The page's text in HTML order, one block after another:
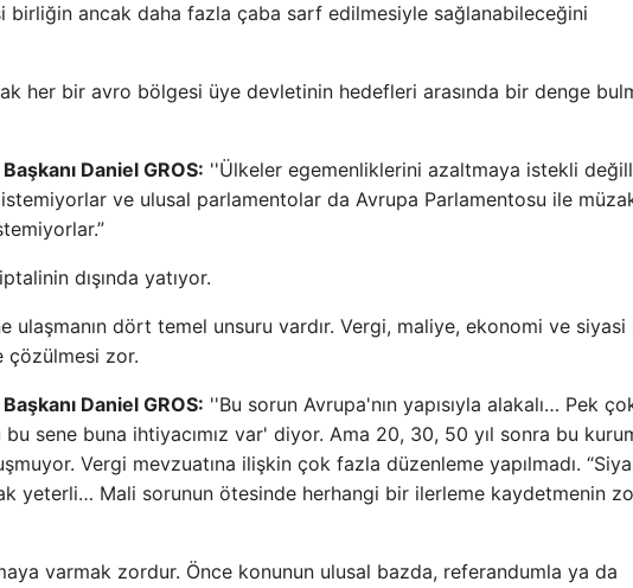
birliğin ancak daha fazla çaba sarf edilmesiyle sağlanabileceğini
her bir avro bölgesi üye devletinin hedefleri arasında bir denge
Daniel GROS: ''Ülkeler egemenliklerini azaltmaya istekli
ve ulusal parlamentolar da Avrupa Parlamentosu ile
dışında yatıyor.
ulaşmanın dört temel unsuru vardır. Vergi, maliye, ekonomi ve
çözülmesi zor.
Daniel GROS: ''Bu sorun Avrupa'nın yapısıyla alakalı… Pek
bu sene buna ihtiyacımız var' diyor. Ama 20, 30, 50 yıl sonra bu
Vergi mevzuatına ilişkin çok fazla düzenleme yapılmadı.
yeterli… Mali sorunun ötesinde herhangi bir ilerleme kaydetmenin
varmak zordur. Önce konunun ulusal bazda, referandumla ya da